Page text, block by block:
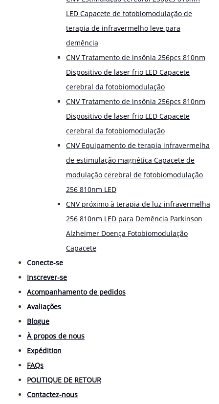
LED Capacete de fotobiomodulação de
terapia de infravermelho leve para
demência
CNV Tratamento de insônia 256pcs 810nm
Dispositivo de laser frio LED Capacete
cerebral da fotobiomodulação
CNV Tratamento de insônia 256pcs 810nm
Dispositivo de laser frio LED Capacete
cerebral da fotobiomodulação
CNV Equipamento de terapia infravermelha
de estimulação magnética Capacete de
modulação cerebral de fotobiomodulação
256 810nm LED
CNV próximo à terapia de luz infravermelha
256 810nm LED para Demência Parkinson
Alzheimer Doença Fotobiomodulação
Capacete
Conecte-se
Inscrever-se
Acompanhamento de pedidos
Avaliações
Blogue
À propos de nous
Expédition
FAQs
POLITIQUE DE RETOUR
Contactez-nous